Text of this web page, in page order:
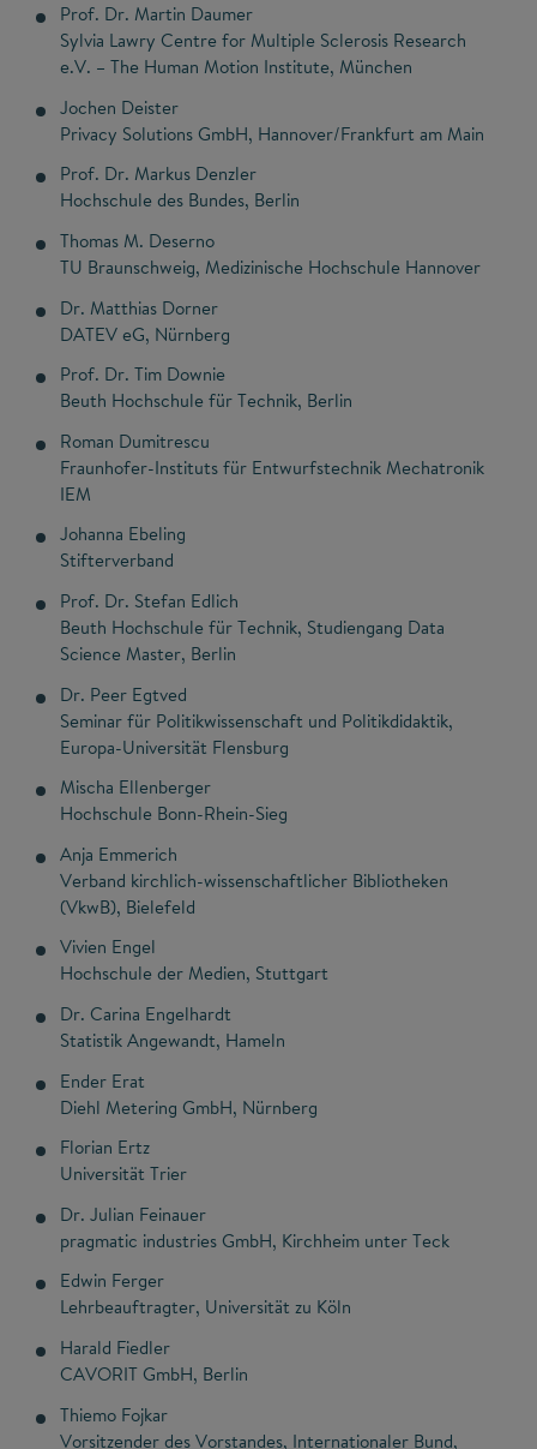
Prof. Dr. Martin Daumer
Sylvia Lawry Centre for Multiple Sclerosis Research
e.V. – The Human Motion Institute, München
Jochen Deister
Privacy Solutions GmbH, Hannover/Frankfurt am Main
Prof. Dr. Markus Denzler
Hochschule des Bundes, Berlin
Thomas M. Deserno
TU Braunschweig, Medizinische Hochschule Hannover
Dr. Matthias Dorner
DATEV eG, Nürnberg
Prof. Dr. Tim Downie
Beuth Hochschule für Technik, Berlin
Roman Dumitrescu
Fraunhofer-Instituts für Entwurfstechnik Mechatronik
IEM
Johanna Ebeling
Stifterverband
Prof. Dr. Stefan Edlich
Beuth Hochschule für Technik, Studiengang Data
Science Master, Berlin
Dr. Peer Egtved
Seminar für Politikwissenschaft und Politikdidaktik,
Europa-Universität Flensburg
Mischa Ellenberger
Hochschule Bonn-Rhein-Sieg
Anja Emmerich
Verband kirchlich-wissenschaftlicher Bibliotheken
(VkwB), Bielefeld
Vivien Engel
Hochschule der Medien, Stuttgart
Dr. Carina Engelhardt
Statistik Angewandt, Hameln
Ender Erat
Diehl Metering GmbH, Nürnberg
Florian Ertz
Universität Trier
Dr. Julian Feinauer
pragmatic industries GmbH, Kirchheim unter Teck
Edwin Ferger
Lehrbeauftragter, Universität zu Köln
Harald Fiedler
CAVORIT GmbH, Berlin
Thiemo Fojkar
Vorsitzender des Vorstandes, Internationaler Bund,